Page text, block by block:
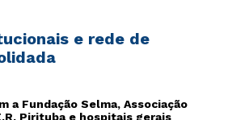
e rede de
a Fundação Selma, Associação
Pirituba e hospitais gerais